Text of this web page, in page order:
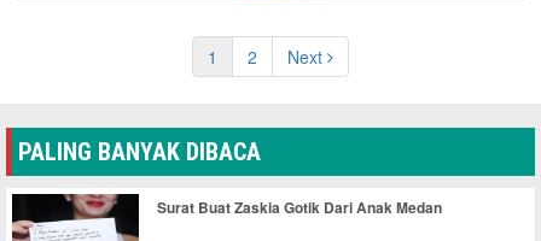
1 2 Next
PALING BANYAK DIBACA
Surat Buat Zaskia Gotik Dari Anak Medan